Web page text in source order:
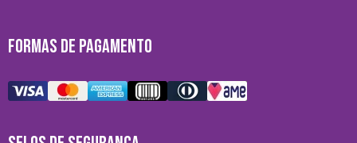
FORMAS DE PAGAMENTO